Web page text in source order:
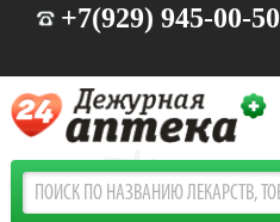
+7(929) 945-00-50